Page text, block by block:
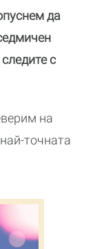
да
с
на
точната